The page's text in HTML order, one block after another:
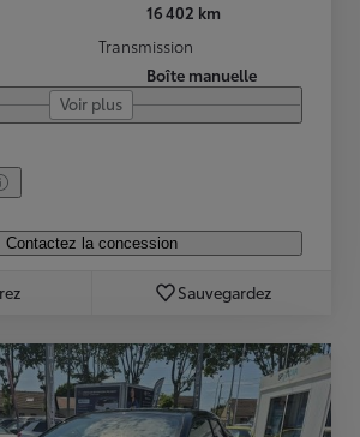
16 402 km
Transmission
Boîte manuelle
Voir plus
Contactez la concession
Sauvegardez